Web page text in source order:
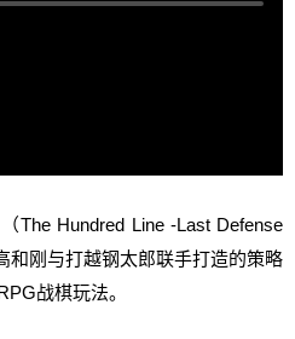
The Hundred Line -Last Defense
和刚与打越钢太郎联手打造的策略
战棋玩法。